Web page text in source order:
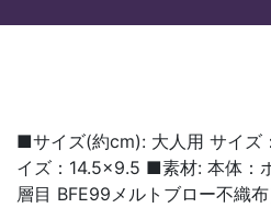
■サイズ(約cm): 大人用 サイズ
イズ：14.5×9.5 ■素材: 本体：
層目 BFE99メルトブロー不織